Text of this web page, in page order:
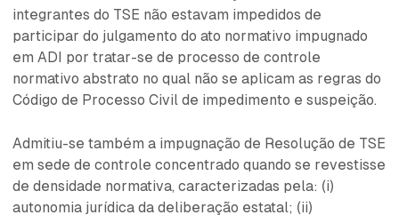
integrantes do TSE não estavam impedidos de
participar do julgamento do ato normativo impugnado
em ADI por tratar-se de processo de controle
normativo abstrato no qual não se aplicam as regras do
Código de Processo Civil de impedimento e suspeição.
Admitiu-se também a impugnação de Resolução de TSE
em sede de controle concentrado quando se revestisse
de densidade normativa, caracterizadas pela: (i)
autonomia jurídica da deliberação estatal; (ii)